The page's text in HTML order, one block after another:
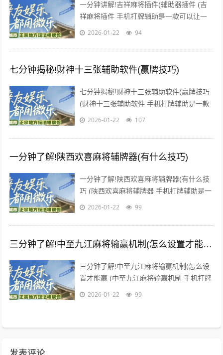
一分钟讲解!吉祥麻将插件(辅助器插件 (吉
祥麻将插件 手机打牌辅助是一款可以让一
直输的玩家，快速成为一个“必胜”的AI辅助
2026-01-22 94
七分钟揭秘!财神十三张辅助软件(赢牌技巧)
七分钟揭秘!财神十三张辅助软件(赢牌技巧
(财神十三张辅助软件 手机打牌辅助是一款
可以让一直输的玩家，快速成为一个“必胜”
2026-01-22 107
一分钟了解!陕西欢喜麻将辅牌器(有什么技巧)
一分钟了解!陕西欢喜麻将辅牌器(有什么技
巧 (陕西欢喜麻将辅牌器 手机打牌辅助是一
款可以让一直输的玩家，快速成为一个“必
2026-01-22 99
三分钟了解!中至九江麻将输赢机制(怎么设置才能赢)
三分钟了解!中至九江麻将输赢机制(怎么设
置才能赢 (中至九江麻将输赢机制 手机打牌
辅助是一款可以让一直输的玩家，快速成为
2026-01-22 99